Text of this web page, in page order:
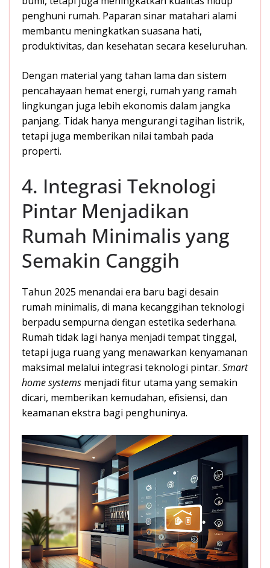
penghuni rumah. Paparan sinar matahari alami
membantu meningkatkan suasana hati,
produktivitas, dan kesehatan secara keseluruhan.
Dengan material yang tahan lama dan sistem
pencahayaan hemat energi, rumah yang ramah
lingkungan juga lebih ekonomis dalam jangka
panjang. Tidak hanya mengurangi tagihan listrik,
tetapi juga memberikan nilai tambah pada
properti.
4. Integrasi Teknologi
Pintar Menjadikan
Rumah Minimalis yang
Semakin Canggih
Tahun 2025 menandai era baru bagi desain
rumah minimalis, di mana kecanggihan teknologi
berpadu sempurna dengan estetika sederhana.
Rumah tidak lagi hanya menjadi tempat tinggal,
tetapi juga ruang yang menawarkan kenyamanan
maksimal melalui integrasi teknologi pintar. Smart
home systems menjadi fitur utama yang semakin
dicari, memberikan kemudahan, efisiensi, dan
keamanan ekstra bagi penghuninya.